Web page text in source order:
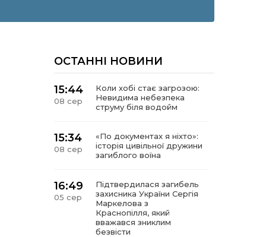
ОСТАННІ НОВИНИ
15:44
08 сер
Коли хобі стає загрозою:
Невидима небезпека
струму біля водойм
15:34
08 сер
«По документах я ніхто»:
історія цивільної дружини
загиблого воїна
16:49
05 сер
Підтвердилася загибель
захисника України Сергія
Маркелова з
Краснопілля, який
вважався зниклим
безвісти